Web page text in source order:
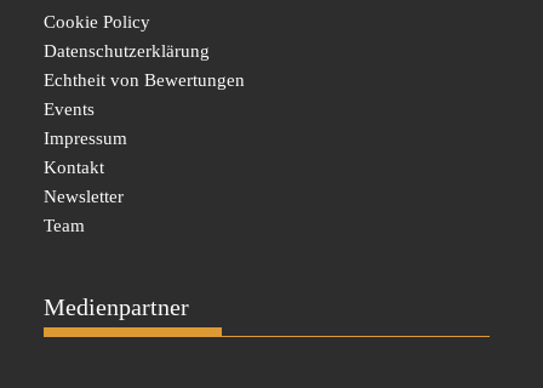
Cookie Policy
Datenschutzerklärung
Echtheit von Bewertungen
Events
Impressum
Kontakt
Newsletter
Team
Medienpartner